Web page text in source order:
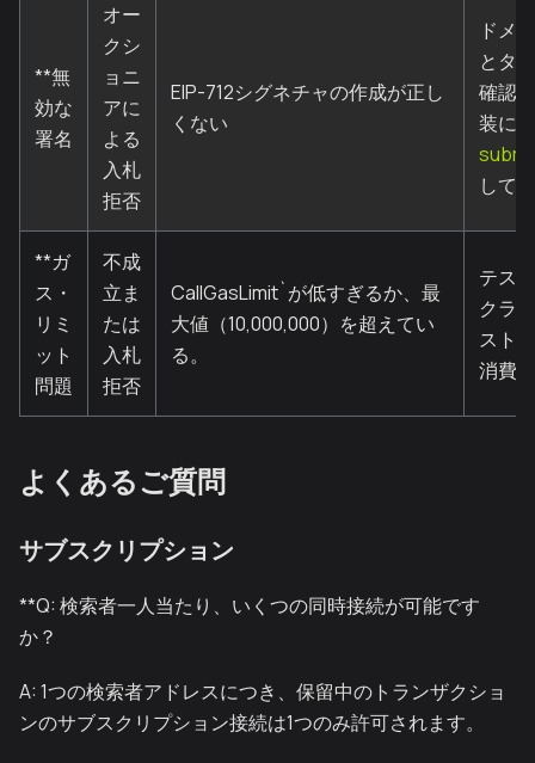
**無
効な
署名
オー
クシ
ョニ
アに
よる
入札
拒否
EIP-712シグネチャの作成が正し
くない
ドメ
とタ
確認
装に
して
**ガ
ス・
リミ
ット
問題
不成
立ま
たは
入札
拒否
CallGasLimit`が低すぎるか、最
大値（10,000,000）を超えてい
る。
テス
クラ
スト
消費
よくあるご質問
サブスクリプション
**Q: 検索者一人当たり、いくつの同時接続が可能です
か？
A: 1つの検索者アドレスにつき、保留中のトランザクショ
ンのサブスクリプション接続は1つのみ許可されます。